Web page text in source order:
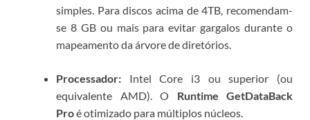
simples. Para discos acima de 4TB, recomendam-
se 8 GB ou mais para evitar gargalos durante o
mapeamento da árvore de diretórios.
Processador: Intel Core i3 ou superior (ou
equivalente AMD). O Runtime GetDataBack
Proé otimizado para múltiplos núcleos.